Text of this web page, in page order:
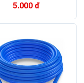
5.000 đ